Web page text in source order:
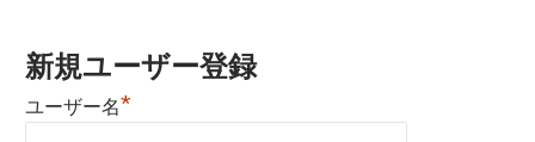
新規ユーザー登録
ユーザー名*